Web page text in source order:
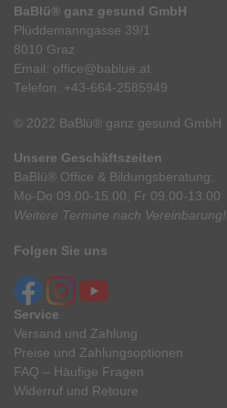
BaBlü® ganz gesund GmbH
Plüddemanngasse 39/1
8010 Graz
Email: office@bablue.at
Telefon: +43-664-2585949
© 2022 BaBlü® ganz gesund GmbH
Unsere Geschäftszeiten
BaBlü® Office & Bildungsberatung:
Mo-Do 09.00-15.00, Fr 09.00-13.00
Weitere Termine nach Vereinbarung!
Folgen Sie uns
Service
Versand und Zahlung
Preise und Zahlungsoptionen
FAQ – Häufige Fragen
Widerruf und Retoure